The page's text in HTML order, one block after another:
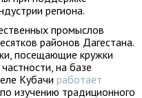
региона.
промыслов
районов Дагестана.
посещающие кружки
на базе
Кубачи работает
по изучению традиционного